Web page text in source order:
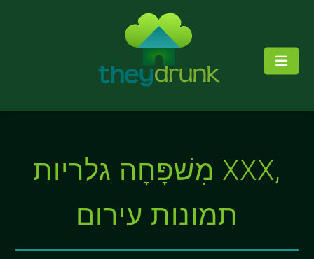
מִשׁפָּחָה גלריות XXX,
תמונות עירום